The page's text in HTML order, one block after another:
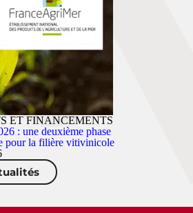
ET FINANCEMENTS
: une deuxième phase
pour la filière vitivinicole